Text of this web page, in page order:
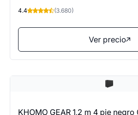
4.4 (3.680)
Ver precio
KHOMO GEAR 1,2 m 4 pie negro